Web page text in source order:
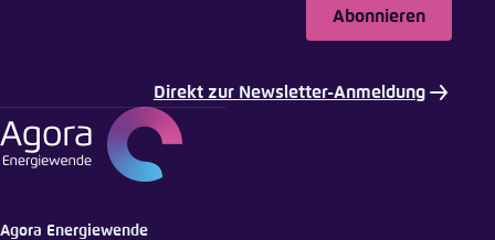
Abonnieren
Direkt zur Newsletter-Anmeldung
Agora Energiewende